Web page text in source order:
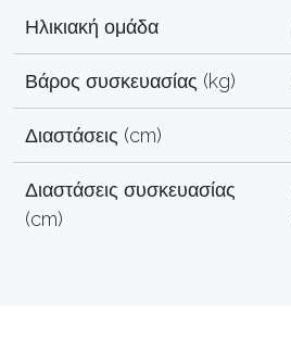
Ηλικιακή ομάδα
Βάρος συσκευασίας (kg)
Διαστάσεις (cm)
Διαστάσεις συσκευασίας
(cm)